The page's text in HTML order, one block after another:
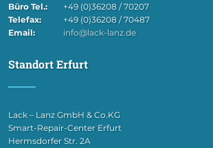
Büro Tel.:
+49 (0)36208 / 70207
Telefax:
+49 (0)36208 / 70487
Email:
info@lack-lanz.de
Standort Erfurt
Lack – Lanz GmbH & Co.KG
Smart-Repair-Center Erfurt
Hermsdorfer Str. 2A